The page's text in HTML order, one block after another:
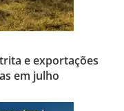
e exportações
em julho